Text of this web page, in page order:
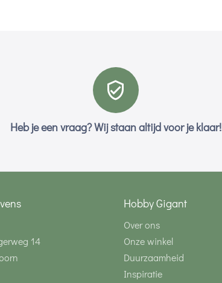
Heb je een vraag? Wij staan altijd voor je klaar!
14
Hobby Gigant
Over ons
Onze winkel
Duurzaamheid
Inspiratie